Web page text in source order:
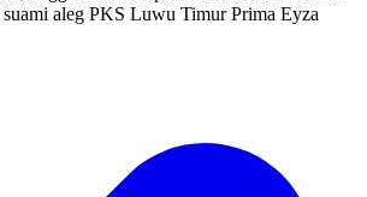
aleg PKS Luwu Timur Prima Eyza